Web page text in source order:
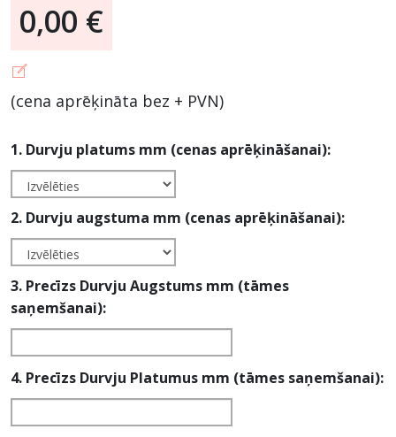
0,00 €
(cena aprēķināta bez + PVN)
1. Durvju platums mm (cenas aprēķināšanai):
2. Durvju augstuma mm (cenas aprēķināšanai):
3. Precīzs Durvju Augstums mm (tāmes
saņemšanai):
4. Precīzs Durvju Platumus mm (tāmes saņemšanai):